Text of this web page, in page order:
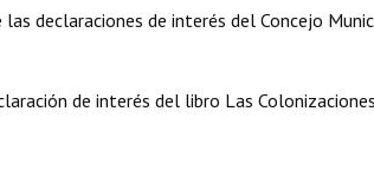
declaraciones de interés del Concejo
de interés del libro Las